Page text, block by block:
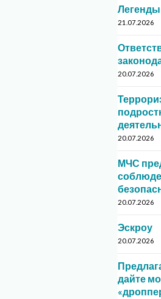
Легенды
21.07.2026
20.07.2026
20.07.2026
МЧС
20.07.2026
Эскроу
20.07.2026
дайте